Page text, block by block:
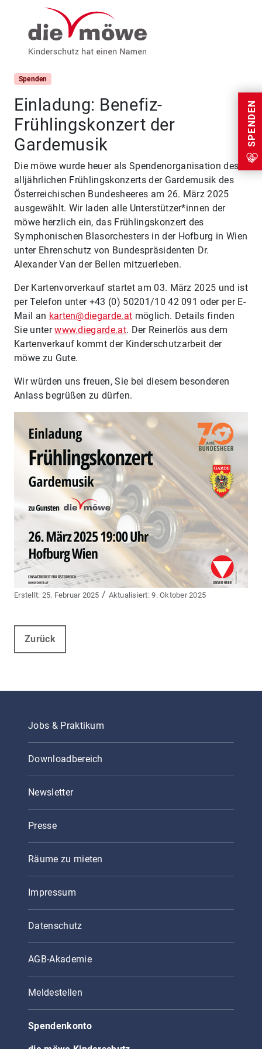
Weiter zum Inhalt
SPENDEN
Spenden
Einladung: Benefiz-
Frühlingskonzert der
Gardemusik
Die möwe wurde heuer als Spendenorganisation des
alljährlichen Frühlingskonzerts der Gardemusik des
Österreichischen Bundesheeres am 26. März 2025
ausgewählt. Wir laden alle Unterstützer*innen der
möwe herzlich ein, das Frühlingskonzert des
Symphonischen Blasorchesters in der Hofburg in Wien
unter Ehrenschutz von Bundespräsidenten Dr.
Alexander Van der Bellen mitzuerleben.
Der Kartenvorverkauf startet am 03. März 2025 und ist
per Telefon unter +43 (0) 50201/10 42 091 oder per E-
Mail an karten@diegarde.at möglich. Details finden
Sie unterwww.diegarde.at. Der Reinerlös aus dem
Kartenverkauf kommt der Kinderschutzarbeit der
möwe zu Gute.
Wir würden uns freuen, Sie bei diesem besonderen
Anlass begrüßen zu dürfen.
25. Februar 2025 / 9. Oktober 2025
Zurück
Jobs & Praktikum
Downloadbereich
Newsletter
Presse
Räume zu mieten
Impressum
Datenschutz
AGB-Akademie
Meldestellen
Spendenkonto